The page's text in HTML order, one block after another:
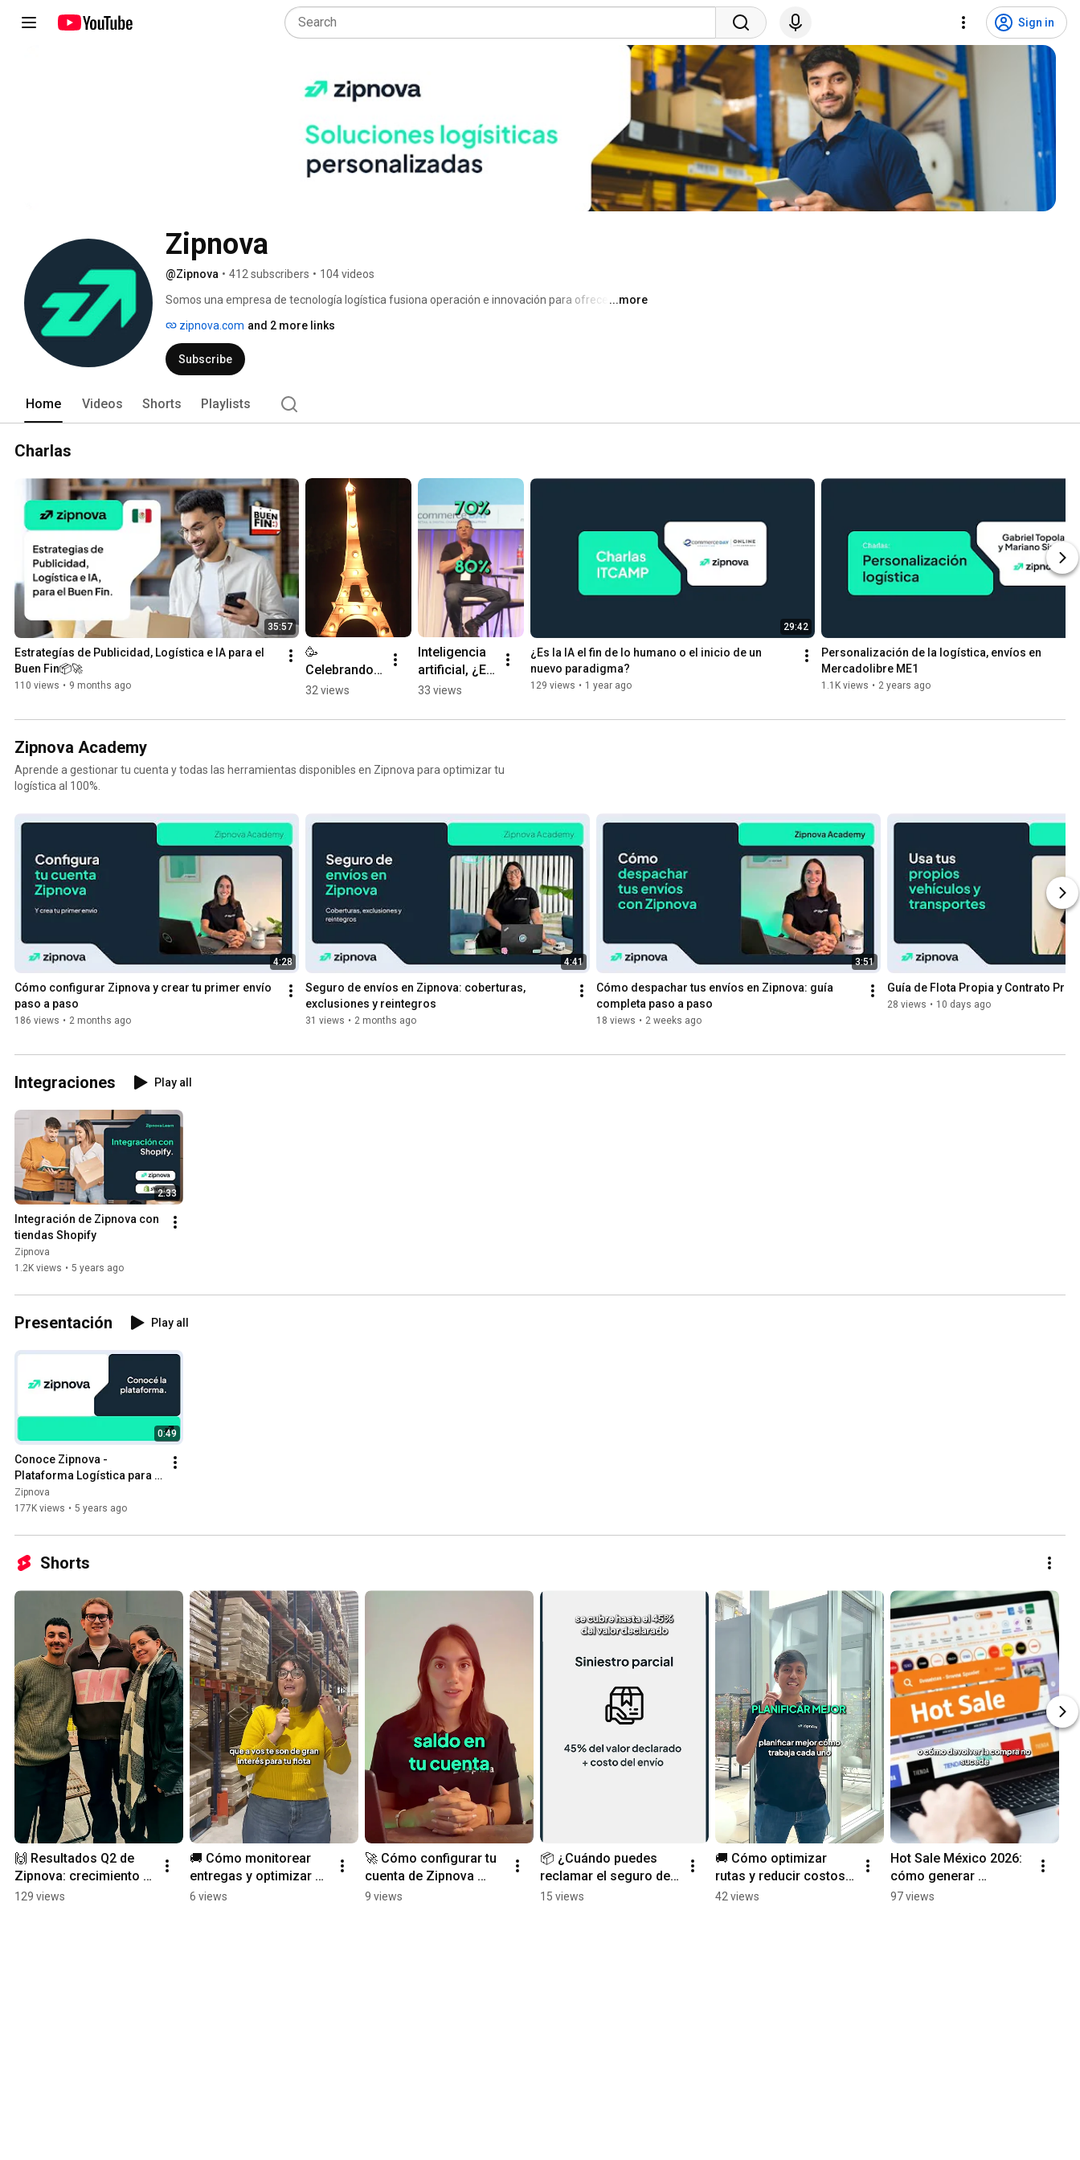
Sign in
Zipnova
@Zipnova • 412 subscribers • 104 videos
Somos una empresa de tecnología logística fusiona operación e innovación para ofrecer ...more
zipnova.com and 2 more links
Subscribe
Home Videos Shorts Playlists
Charlas
35:57
Estrategías de Publicidad, Logística e IA para el
Buen Fin📦🚀
110 views • 9 months ago
🥳
Celebrando
los logros
clientes y
en Argentina
32 views
Inteligencia
artificial, ¿El
inicio de un
paradigma?.
#ecommerc
33 views
29:42
¿Es la IA el fin de lo humano o el inicio de un
nuevo paradigma?
129 views • 1 year ago
Personalización de la logística, envíos en
Mercadolibre ME1
1.1K views • 2 years ago
Zipnova Academy
Aprende a gestionar tu cuenta y todas las herramientas disponibles en Zipnova para optimizar tu
logística al 100%.
4:28
Cómo configurar Zipnova y crear tu primer envío
paso a paso
186 views • 2 months ago
4:41
Seguro de envíos en Zipnova: coberturas,
exclusiones y reintegros
31 views • 2 months ago
3:51
Cómo despachar tus envíos en Zipnova: guía
completa paso a paso
18 views • 2 weeks ago
Guía de Flota Propia y Contrato
28 views • 10 days ago
Integraciones Play all
2:33
Integración de Zipnova con
tiendas Shopify
Zipnova
1.2K views • 5 years ago
Presentación Play all
0:49
Conoce Zipnova -
Plataforma Logística para
E-commerce
Zipnova
177K views • 5 years ago
Shorts
🙌 Resultados Q2 de
Zipnova: crecimiento y
trabajo en equipo
129 views
🚚 Cómo monitorear
entregas y optimizar
rutas en tiempo real
6 views
🚀 Cómo configurar tu
cuenta de Zipnova
paso a paso
9 views
📦 ¿Cuándo puedes
reclamar el seguro de
un envío? | Zipnova
15 views
🚚 Cómo optimizar
rutas y reducir costos
de transporte | Zipnova
42 views
Hot Sale México 2026:
cómo generar
confianza y vender
97 views